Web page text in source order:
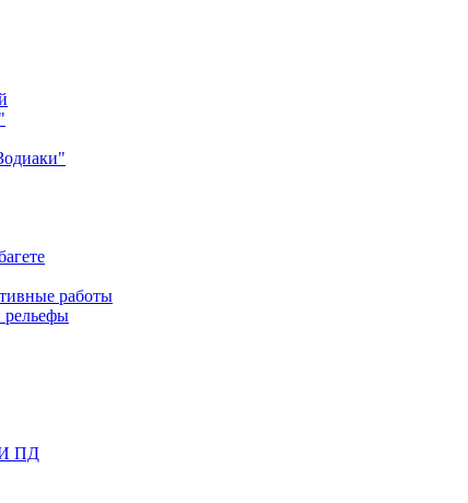
работы
рельефы
ПД